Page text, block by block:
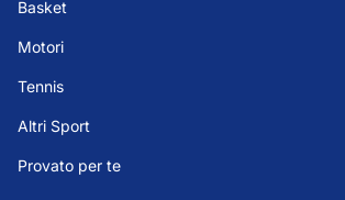
Basket
Motori
Tennis
Altri Sport
Provato per te